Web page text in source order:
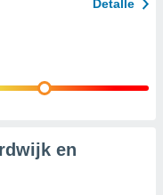
Detalle
en